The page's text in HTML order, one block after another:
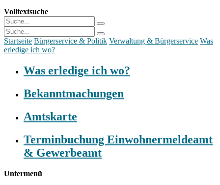
Volltextsuche
Startseite Bürgerservice & Politik Verwaltung & Bürgerservice Was
erledige ich wo?
Was erledige ich wo?
Bekanntmachungen
Amtskarte
Terminbuchung Einwohnermeldeamt
& Gewerbeamt
Untermenü